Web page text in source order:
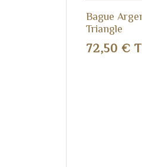
Bague
Triangle
72,50 €